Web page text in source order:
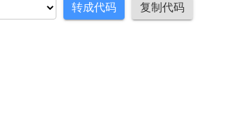
转成代码 复制代码